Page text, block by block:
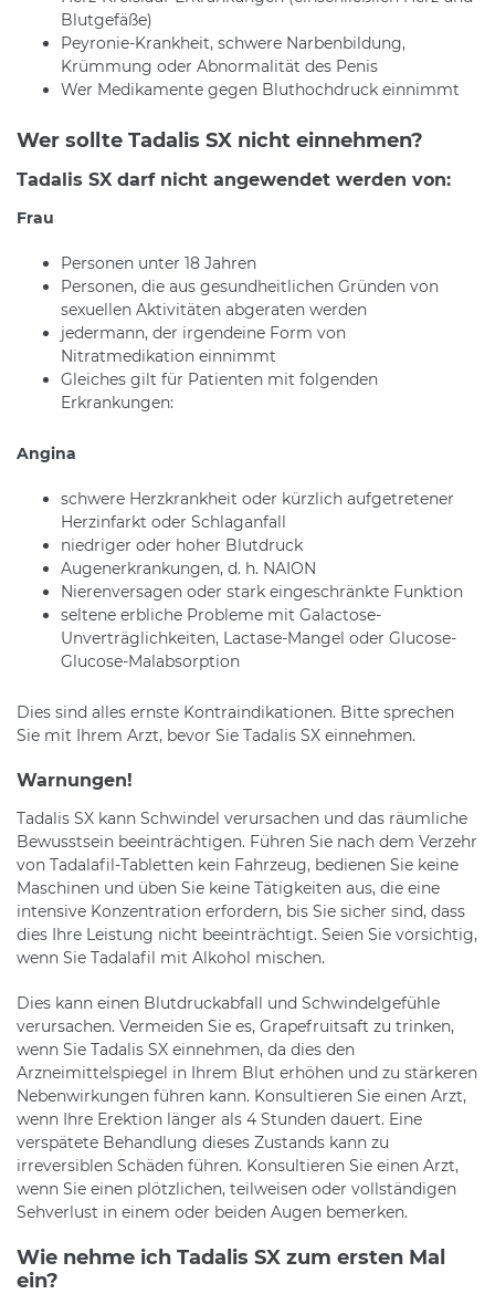
Blutgefäße)
Peyronie-Krankheit, schwere Narbenbildung,
Krümmung oder Abnormalität des Penis
Wer Medikamente gegen Bluthochdruck einnimmt
Wer sollte Tadalis SX nicht einnehmen?
Tadalis SX darf nicht angewendet werden von:
Frau
Personen unter 18 Jahren
Personen, die aus gesundheitlichen Gründen von
sexuellen Aktivitäten abgeraten werden
jedermann, der irgendeine Form von
Nitratmedikation einnimmt
Gleiches gilt für Patienten mit folgenden
Erkrankungen:
Angina
schwere Herzkrankheit oder kürzlich aufgetretener
Herzinfarkt oder Schlaganfall
niedriger oder hoher Blutdruck
Augenerkrankungen, d. h. NAION
Nierenversagen oder stark eingeschränkte Funktion
seltene erbliche Probleme mit Galactose-
Unverträglichkeiten, Lactase-Mangel oder Glucose-
Glucose-Malabsorption
Dies sind alles ernste Kontraindikationen. Bitte sprechen
Sie mit Ihrem Arzt, bevor Sie Tadalis SX einnehmen.
Warnungen!
Tadalis SX kann Schwindel verursachen und das räumliche
Bewusstsein beeinträchtigen. Führen Sie nach dem Verzehr
von Tadalafil-Tabletten kein Fahrzeug, bedienen Sie keine
Maschinen und üben Sie keine Tätigkeiten aus, die eine
intensive Konzentration erfordern, bis Sie sicher sind, dass
dies Ihre Leistung nicht beeinträchtigt. Seien Sie vorsichtig,
wenn Sie Tadalafil mit Alkohol mischen.
Dies kann einen Blutdruckabfall und Schwindelgefühle
verursachen. Vermeiden Sie es, Grapefruitsaft zu trinken,
wenn Sie Tadalis SX einnehmen, da dies den
Arzneimittelspiegel in Ihrem Blut erhöhen und zu stärkeren
Nebenwirkungen führen kann. Konsultieren Sie einen Arzt,
wenn Ihre Erektion länger als 4 Stunden dauert. Eine
verspätete Behandlung dieses Zustands kann zu
irreversiblen Schäden führen. Konsultieren Sie einen Arzt,
wenn Sie einen plötzlichen, teilweisen oder vollständigen
Sehverlust in einem oder beiden Augen bemerken.
Wie nehme ich Tadalis SX zum ersten Mal
ein?